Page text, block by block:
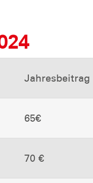
Jahresbeitrag
65€
70 €